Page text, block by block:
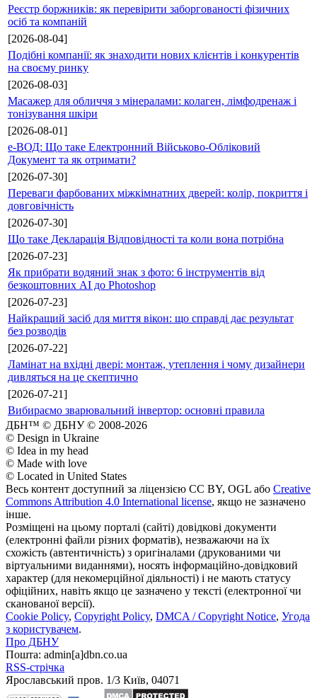
Реєстр боржників: як перевірити заборгованості фізичних
осіб та компаній
[2026-08-04]
Подібні компанії: як знаходити нових клієнтів і конкурентів
на своєму ринку
[2026-08-03]
Масажер для обличчя з мінералами: колаген, лімфодренаж і
тонізування шкіри
[2026-08-01]
е-ВОД: Що таке Електронний Військово-Обліковий
Документ та як отримати?
[2026-07-30]
Переваги фарбованих міжкімнатних дверей: колір, покриття і
довговічність
[2026-07-30]
Що таке Декларація Відповідності та коли вона потрібна
[2026-07-23]
Як прибрати водяний знак з фото: 6 інструментів від
безкоштовних AI до Photoshop
[2026-07-23]
Найкращий засіб для миття вікон: що справді дає результат
без розводів
[2026-07-22]
Ламінат на вхідні двері: монтаж, утеплення і чому дизайнери
дивляться на це скептично
[2026-07-21]
Вибираємо зварювальний інвертор: основні правила
ДБН™ © ДБНУ © 2008-2026
© Design in Ukraine
© Idea in my head
© Made with love
© Located in United States
Весь контент доступний за ліцензією CC BY, OGL або Creative
Commons Attribution 4.0 International license, якщо не зазначено
інше.
Розміщені на цьому порталі (сайті) довідкові документи
(електронні файли різних форматів), незважаючи на їх
схожість (автентичність) з оригіналами (друкованими чи
віртуальними виданнями), носять інформаційно-довідковий
характер (для некомерційної діяльності) і не мають статусу
офіційних, навіть якщо це зазначено у тексті (електронної чи
сканованої версії).
Cookie Policy, Copyright Policy, DMCA / Copyright Notice, Угода
з користувачем.
Про ДБНУ
Пошта: admin[а]dbn.co.ua
RSS-стрічка
Ярославський пров. 1/3 Київ, 04071